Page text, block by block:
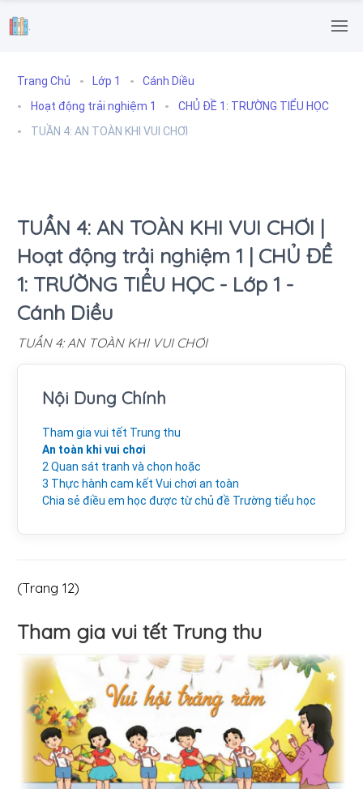
.
Trang Chủ Lớp 1
Cánh Diều
Hoạt động trải nghiệm 1
CHỦ ĐỀ 1: TRƯỜNG TIỂU HỌC
TUẦN 4: AN TOÀN KHI VUI CHƠI
TUẦN 4: AN TOÀN KHI VUI CHƠI |
Hoạt động trải nghiệm 1 | CHỦ ĐỀ
1: TRƯỜNG TIỂU HỌC - Lớp 1 -
Cánh Diều
TUẦN 4: AN TOÀN KHI VUI CHƠI
Nội Dung Chính
Tham gia vui tết Trung thu
An toàn khi vui chơi
2 Quan sát tranh và chọn hoặc
3 Thực hành cam kết Vui chơi an toàn
Chia sẻ điều em học được từ chủ đề Trường tiểu học
(Trang 12)
Tham gia vui tết Trung thu